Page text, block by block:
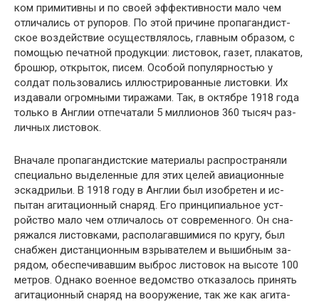
ком примитивны и по своей эффективности мало чем
отличались от рупоров. По этой причине пропагандист­
ское воздействие осуществлялось, главным образом, с
помощью печатной продукции: листовок, газет, плака­тов,
брошюр, открыток, писем. Особой популярностью у
солдат пользовались иллюстрированные листовки. Их
издавали огромными тиражами. Так, в октябре 1918 года
только в Англии отпечатали 5 миллионов 360 тысяч раз­
личных листовок.
Вначале пропагандистские материалы распространя­ли
специально выделенные для этих целей авиационные
эскадрильи. В 1918 году в Англии был изобретен и ис­
пытан агитационный снаряд. Его принципиальное уст­
ройство мало чем отличалось от современного. Он сна­
ряжался листовками, располагавшимися по кругу, был
снабжен дистанционным взрывателем и вышибным за­
рядом, обеспечивавшим выброс листовок на высоте 100
метров. Однако военное ведомство отказалось принять
агитационный снаряд на вооружение, так же как агита­